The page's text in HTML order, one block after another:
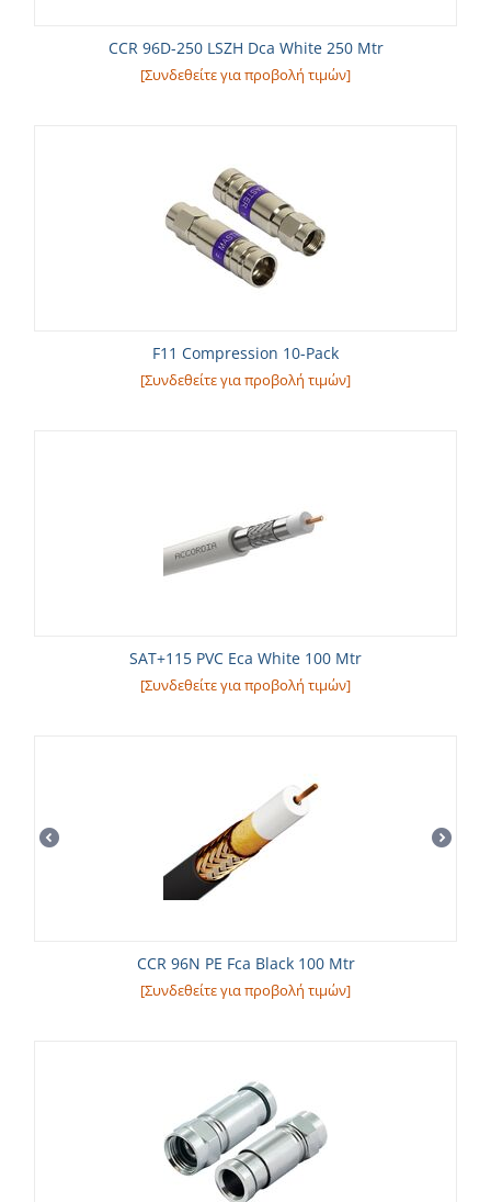
CCR 96D-250 LSZH Dca White 250 Mtr
[Συνδεθείτε για προβολή τιμών]
F11 Compression 10-Pack
[Συνδεθείτε για προβολή τιμών]
SAT+115 PVC Eca White 100 Mtr
[Συνδεθείτε για προβολή τιμών]
CCR 96N PE Fca Black 100 Mtr
[Συνδεθείτε για προβολή τιμών]